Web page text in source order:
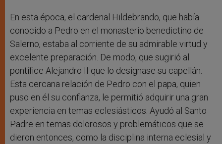
En esta época, el cardenal Hildebrando, que había
conocido a Pedro en el monasterio benedictino de
Salerno, estaba al corriente de su admirable virtud y
excelente preparación. De modo, que sugirió al
pontífice Alejandro II que lo designase su capellán.
Esta cercana relación de Pedro con el papa, quien
puso en él su confianza, le permitió adquirir una gran
experiencia en temas eclesiásticos. Ayudó al Santo
Padre en temas dolorosos y problemáticos que se
dieron entonces, como la disciplina interna eclesial y